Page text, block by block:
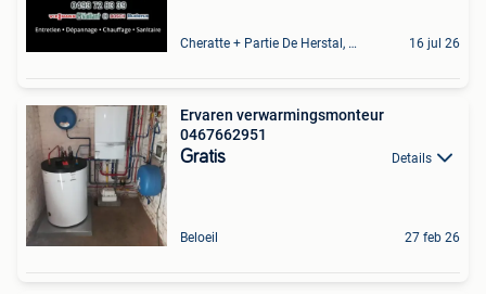
Cheratte + Partie De Herstal, Wandre 16 jul 26
Ervaren verwarmingsmonteur
0467662951
Gratis Details
Beloeil 27 feb 26